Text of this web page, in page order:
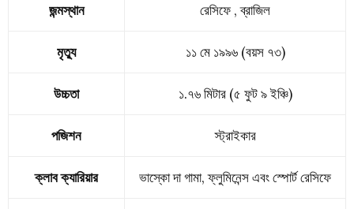
জন্মস্থান রেসিফে , ব্রাজিল
মৃত্যু ১১ মে ১৯৯৬ (বয়স ৭৩)
উচ্চতা ১.৭৬ মিটার (৫ ফুট ৯ ইঞ্চি)
পজিশন স্ট্রাইকার
ক্লাব ক্যারিয়ার ভাস্কো দা গামা, ফ্লুমিনেন্স এবং স্পোর্ট রেসিফে